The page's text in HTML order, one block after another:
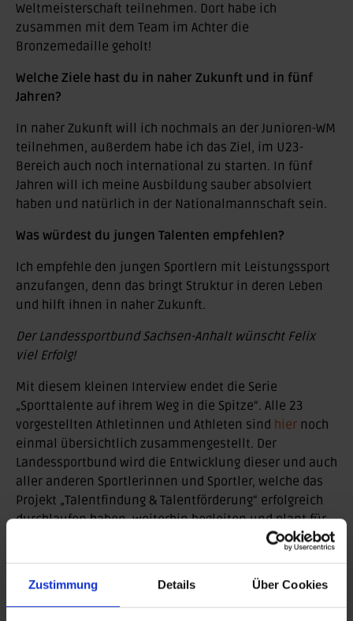
Zustimmung Details Über Cookies
Weltmeisterschaft teilnehmen. Dort habe ich
zusammen mit dem Team im Achter die
Bronzemedaille geholt!
Welche Ziele hast du in naher Zukunft und in fünf
Jahren?
⁠⁠In naher Zukunft will ich nochmals an der Junioren-WM
teilnehmen, außerdem habe ich das Ziel, im U23-
Bereich auch noch international zu starten. In fünf
Jahren will ich meine Ausbildung sauber absolviert
haben und natürlich in der Nationalmannschaft sein.
Was würdest du jungen Talenten empfehlen?
Ich empfehle den jungen Sportlern mit Leistungssport
anzufangen, denn das bringt Struktur in deren Leben
und hilft ihnen in naher Zukunft.
Der Landessportbund Sachsen-Anhalt wünscht Felix
viel Erfolg!
Mit diesem kleinen Interview endet die Serie
„Sporttalente auf ihrem Weg in die Spitze“. Alle 23
vorgestellten Athletinnen und Athleten sind hier noch
einmal übersichtlich zusammengestellt. Der
Landessportbund wird die Entwicklung dieser und auch
aller anderen Sportlerinnen und Sportler, welche das
Projekt „Talentfindung & Talentförderung“ erfolgreich
durchlaufen haben, weiterhin begleiten und plant für
das Jahr 2026 eine Fortsetzung dieser Serie mit neuen
Zurück